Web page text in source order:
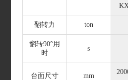
翻转力 ton
翻转90°用
时
s
台面尺寸 mm